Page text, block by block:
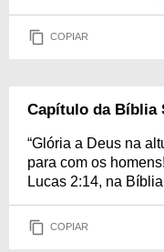
COPIAR
Capítulo da Bíblia
“Glória a Deus na
para com os
Lucas 2:14, na
COPIAR